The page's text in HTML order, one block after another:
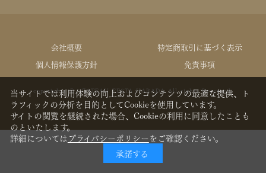
会社概要
特定商取引に基づく表示
個人情報保護方針
免責事項
copyrights © GATEAU FESTA HARADA All rights Reserved.
当サイトでは利用体験の向上およびコンテンツの最適な提供、ト
ラフィックの分析を目的としてCookieを使用しています。
サイトの閲覧を継続された場合、Cookieの利用に同意したことも
のといたします。
詳細についてはプライバシーポリシーをご確認ください。
承諾する